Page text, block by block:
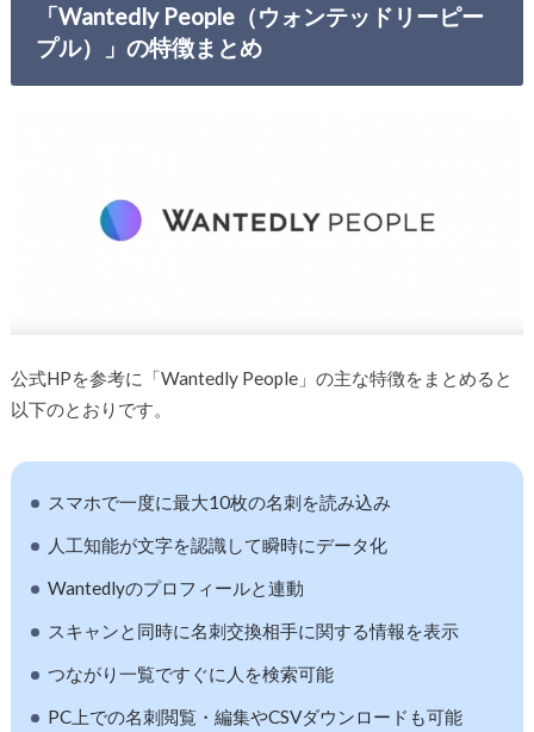
「Wantedly People（ウォンテッドリーピー
プル）」の特徴まとめ
公式HPを参考に「Wantedly People」の主な特徴をまとめると
以下のとおりです。
スマホで一度に最大10枚の名刺を読み込み
人工知能が文字を認識して瞬時にデータ化
Wantedlyのプロフィールと連動
スキャンと同時に名刺交換相手に関する情報を表示
つながり一覧ですぐに人を検索可能
PC上での名刺閲覧・編集やCSVダウンロードも可能